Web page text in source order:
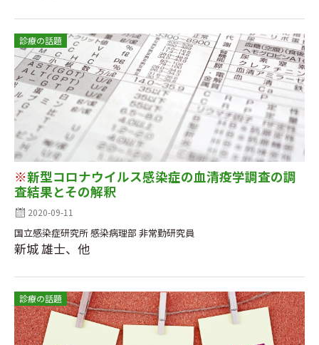
診療の話題
※新型コロナウイルス感染症の血清疫学調査の調
査結果とその解釈
2020-09-11
国立感染症研究所 感染病理部 非常勤研究員
新城 雄士、他
診療の話題